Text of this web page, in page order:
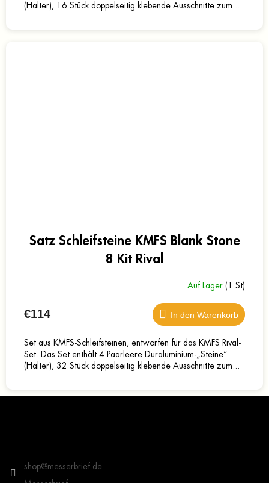
(Halter), 16 Stück doppelseitig klebende Ausschnitte zum...
Satz Schleifsteine KMFS Blank Stone
8 Kit Rival
Auf Lager (1 St)
€114 In den Warenkorb
Set aus KMFS-Schleifsteinen, entworfen für das KMFS Rival-
Set. Das Set enthält 4 Paarleere Duraluminium-„Steine“
(Halter), 32 Stück doppelseitig klebende Ausschnitte zum...
shop@messerbrief.de